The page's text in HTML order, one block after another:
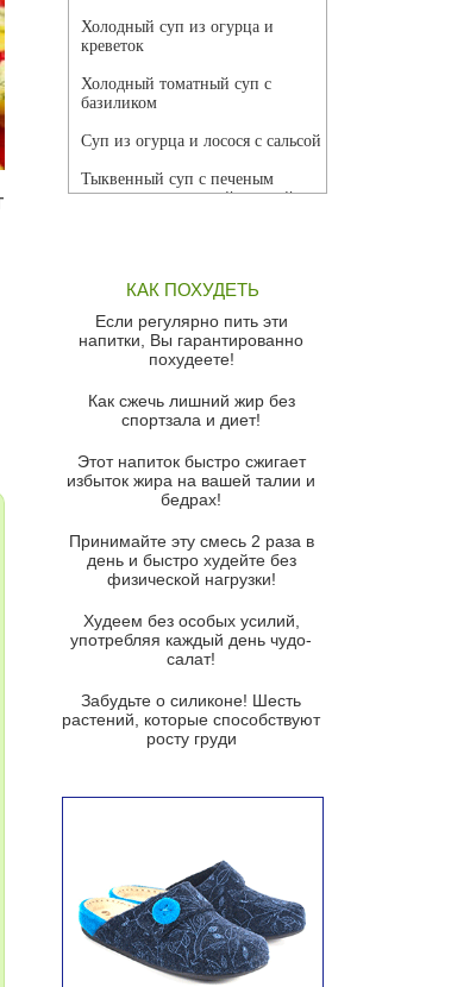
Холодный суп из огурца и
креветок
Холодный томатный суп с
базиликом
Суп из огурца и лосося с сальсой
Тыквенный суп с печеным
чесноком и томатной сальсой
красного перца
Парижский луковый суп
Суп из спаржи и горошка с
Суп-крем из цветной капусты
Французский луковый суп
Суп из баклажанов с моцареллой
Грибной крем-суп с кростини с
козьим сыром
Суп мисо с зеленым луком и
тофу
из рукколы
Португальский чесночный суп с
Ирландский картофельный суп
Суп из пастернака
Пряный морковный суп во время
зимних холодов
КАК ПОХУДЕТЬ
Если регулярно пить эти
напитки, Вы гарантированно
похудеете!
Как сжечь лишний жир без
спортзала и диет!
Этот напиток быстро сжигает
избыток жира на вашей талии и
бедрах!
Принимайте эту смесь 2 раза в
день и быстро худейте без
физической нагрузки!
Худеем без особых усилий,
употребляя каждый день чудо-
салат!
Забудьте о силиконе! Шесть
растений, которые способствуют
росту груди